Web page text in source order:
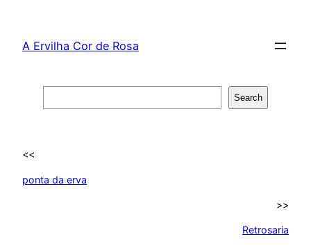
content
A Ervilha Cor de Rosa
Search
<<
ponta da erva
>>
Retrosaria